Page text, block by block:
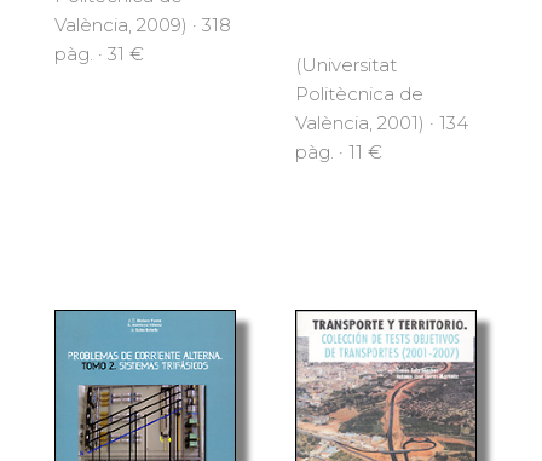
València, 2009) · 318
pàg. · 31 €
(Universitat
Politècnica de
València, 2001) · 134
pàg. · 11 €